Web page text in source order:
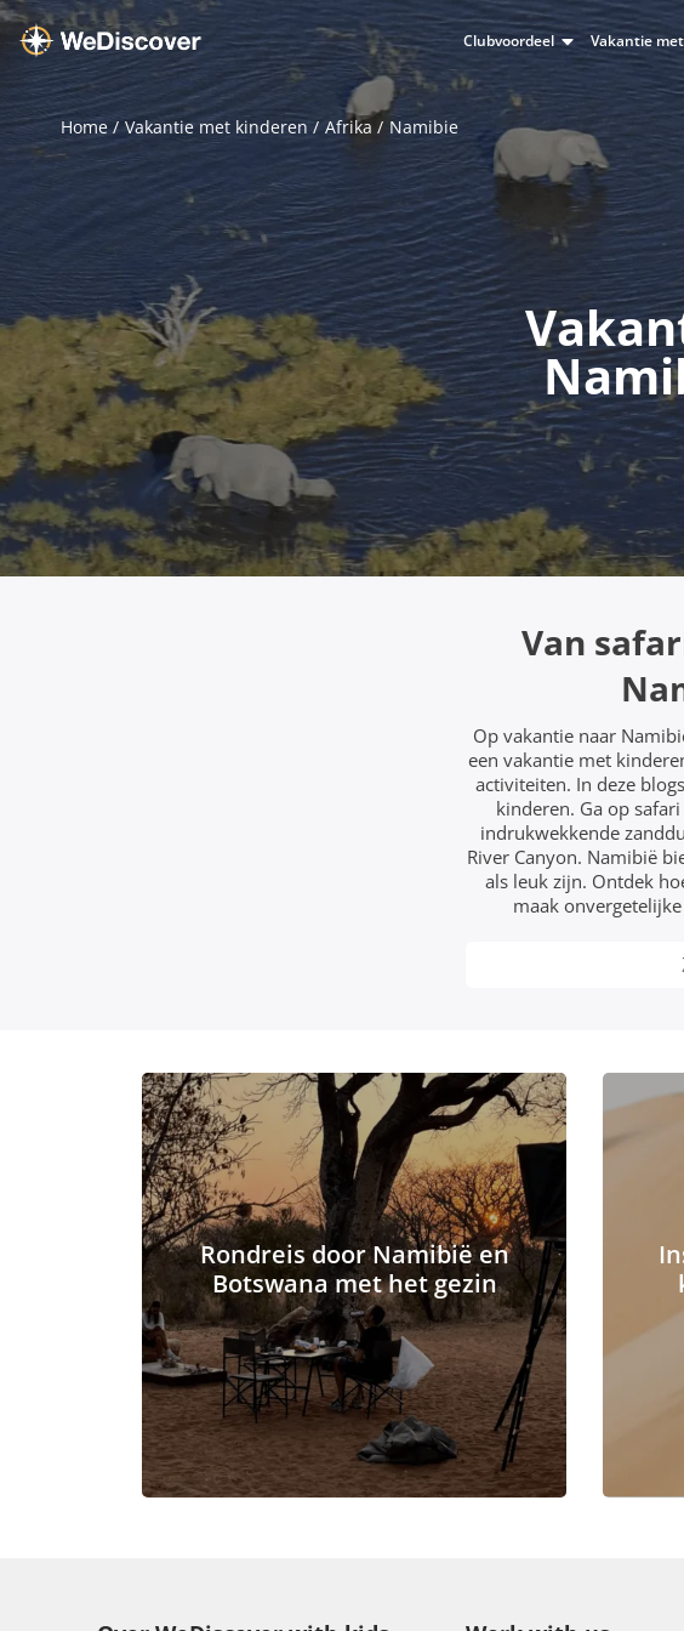
Clubvoordeel Vakantie
Home Vakantie met kinderen Afrika Namibie
Van
Op vakantie naar
een vakantie met
activiteiten. In deze
kinderen. Ga op
indrukwekkende
River Canyon. Namibië
als leuk zijn. Ontdek
maak
Rondreis door Namibië en
Botswana met het gezin